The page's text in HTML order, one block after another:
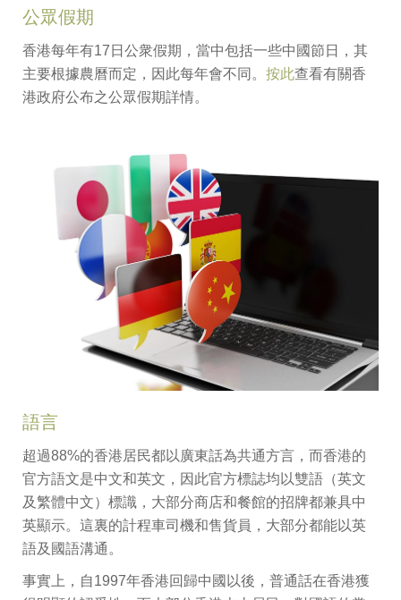
公眾假期
香港每年有17日公衆假期，當中包括一些中國節日，其
主要根據農曆而定，因此每年會不同。 按此查看有關香
港政府公布之公眾假期詳情。
語言
超過88%的香港居民都以廣東話為共通方言，而香港的
官方語文是中文和英文，因此官方標誌均以雙語（英文
及繁體中文）標識，大部分商店和餐館的招牌都兼具中
英顯示。這裏的計程車司機和售貨員，大部分都能以英
語及國語溝通。
事實上，自1997年香港回歸中國以後，普通話在香港獲